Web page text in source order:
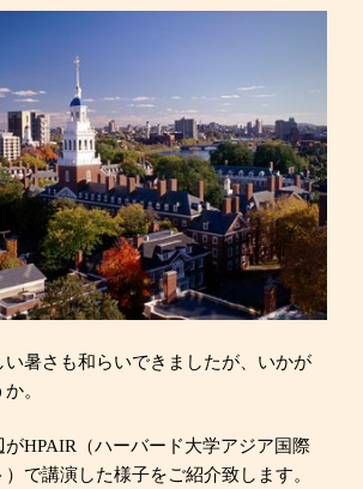
い暑さも和らいできましたが、いかが
。
HPAIR（ハーバード大学アジア国際
で講演した様子をご紹介致します。